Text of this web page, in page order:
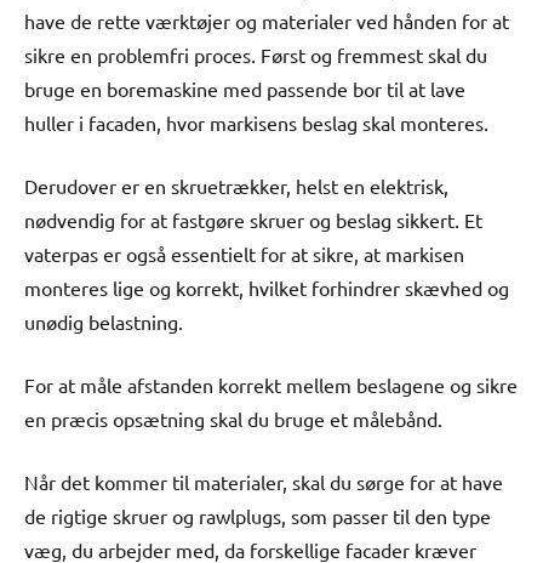
have de rette værktøjer og materialer ved hånden for at
sikre en problemfri proces. Først og fremmest skal du
bruge en boremaskine med passende bor til at lave
huller i facaden, hvor markisens beslag skal monteres.
Derudover er en skruetrækker, helst en elektrisk,
nødvendig for at fastgøre skruer og beslag sikkert. Et
vaterpas er også essentielt for at sikre, at markisen
monteres lige og korrekt, hvilket forhindrer skævhed og
unødig belastning.
For at måle afstanden korrekt mellem beslagene og sikre
en præcis opsætning skal du bruge et målebånd.
Når det kommer til materialer, skal du sørge for at have
de rigtige skruer og rawlplugs, som passer til den type
væg, du arbejder med, da forskellige facader kræver